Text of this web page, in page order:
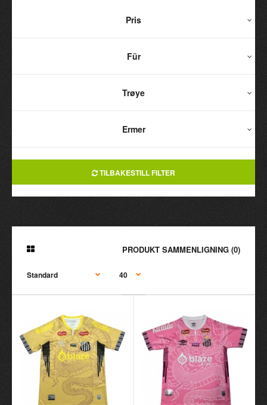
Pris
Für
Trøye
Ermer
TILBAKESTILL FILTER
PRODUKT SAMMENLIGNING (0)